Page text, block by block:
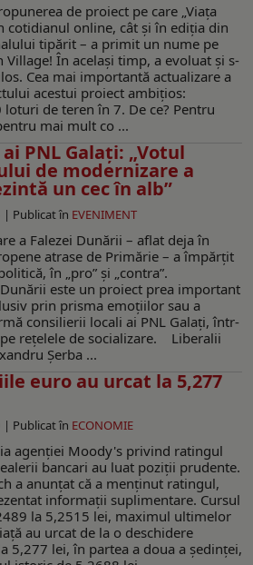
de proiect pe care „Viața
cotidianul online, cât și în ediția din
tipărit – a primit un nume pe
În acelaşi timp, a evoluat și s-
Cea mai importantă actualizare a
acestui proiect ambițios:
de teren în 7. De ce? Pentru
mai mult co ...
PNL Galaţi: „Votul
de modernizare a
un cec în alb”
| Publicat în EVENIMENT
a Falezei Dunării – aflat deja în
atrase de Primărie – a împărţit
în „pro” şi „contra”.
Dunării este un proiect prea important
prin prisma emoțiilor sau a
consilierii locali ai PNL Galaţi, într-
reţelele de socializare. Liberalii
Șerba ...
euro au urcat la 5,277
| Publicat în ECONOMIE
agenției Moody's privind ratingul
bancari au luat poziții prudente.
a anunțat că a menținut ratingul,
informații suplimentare. Cursul
la 5,2515 lei, maximul ultimelor
au urcat de la o deschidere
5,277 lei, în partea a doua a ședinței,